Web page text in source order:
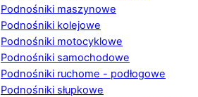
Podnośniki maszynowe
Podnośniki kolejowe
Podnośniki motocyklowe
Podnośniki samochodowe
Podnośniki ruchome - podłogowe
Podnośniki słupkowe